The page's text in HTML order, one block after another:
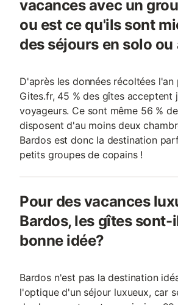
vacances avec un
ou est ce qu'ils sont
des séjours en solo ou
D'après les données récoltées l'an
Gites.fr, 45 % des gîtes acceptent
voyageurs. Ce sont même 56 %
disposent d'au moins deux
Bardos est donc la destination
petits groupes de copains !
Pour des vacances
Bardos, les gîtes sont-
bonne idée?
Bardos n'est pas la destination
l'optique d'un séjour luxueux, car